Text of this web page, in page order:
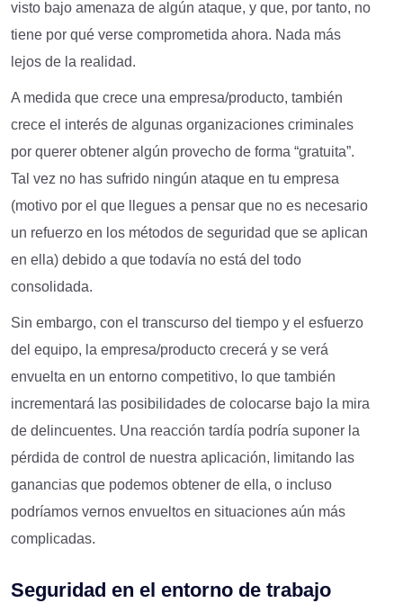
visto bajo amenaza de algún ataque, y que, por tanto, no
tiene por qué verse comprometida ahora. Nada más
lejos de la realidad.
A medida que crece una empresa/producto, también
crece el interés de algunas organizaciones criminales
por querer obtener algún provecho de forma “gratuita”.
Tal vez no has sufrido ningún ataque en tu empresa
(motivo por el que llegues a pensar que no es necesario
un refuerzo en los métodos de seguridad que se aplican
en ella) debido a que todavía no está del todo
consolidada.
Sin embargo, con el transcurso del tiempo y el esfuerzo
del equipo, la empresa/producto crecerá y se verá
envuelta en un entorno competitivo, lo que también
incrementará las posibilidades de colocarse bajo la mira
de delincuentes. Una reacción tardía podría suponer la
pérdida de control de nuestra aplicación, limitando las
ganancias que podemos obtener de ella, o incluso
podríamos vernos envueltos en situaciones aún más
complicadas.
Seguridad en el entorno de trabajo